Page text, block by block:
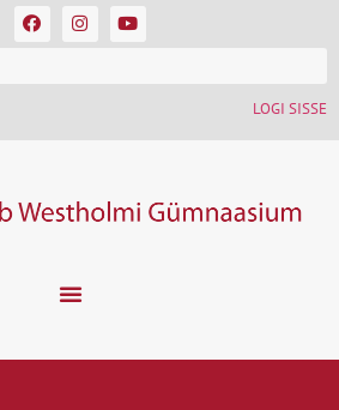
LOGI SISSE